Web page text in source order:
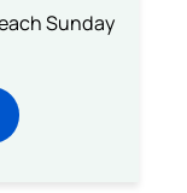
Sunday